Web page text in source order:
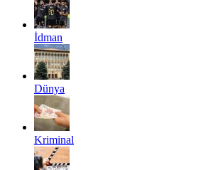
İdman
Dünya
Kriminal